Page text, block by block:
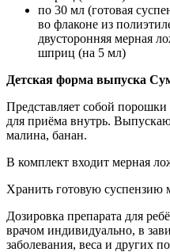
по 30 мл (готовая
во флаконе из
двусторонняя мерная
шприц (на 5 мл)
Детская форма выпуска
Представляет собой
для приёма внутрь.
малина, банан.
В комплект входит мерная
Хранить готовую суспензию
Дозировка препарата для
врачом индивидуально, в
заболевания, веса и других